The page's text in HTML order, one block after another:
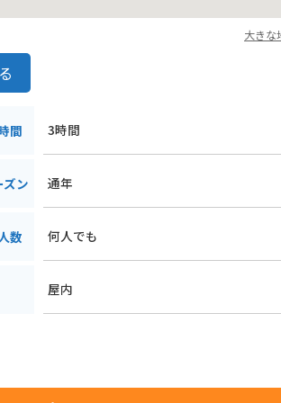
大きな
間 3時間
ン 通年
数 何人でも
屋内